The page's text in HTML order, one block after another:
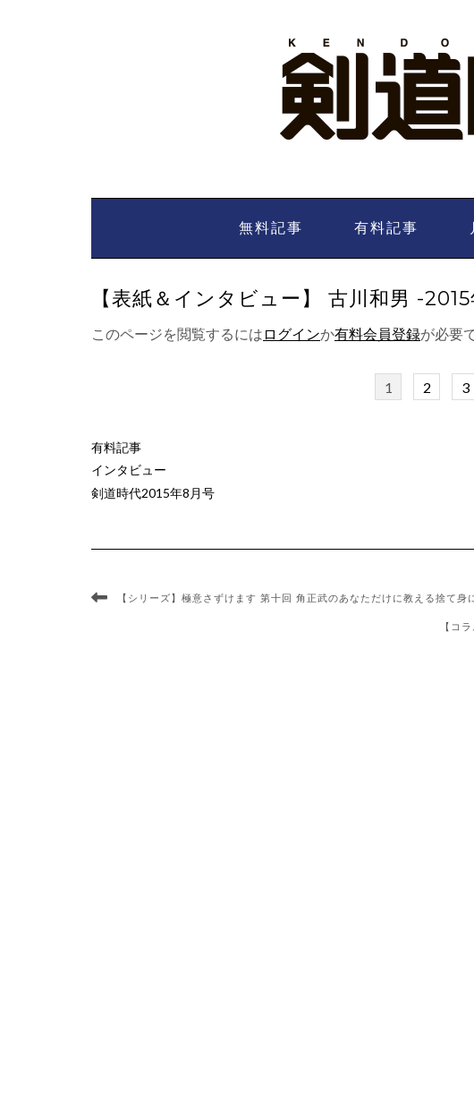
無料記事 有料記事
【表紙＆インタビュー】 古川和男 -
このページを閲覧するには ログインか有料会員登録が必要
1 2 3
有料記事
インタビュー
剣道時代2015年8月号
【シリーズ】極意さずけます 第十回 角正武のあなただけに教える捨て
【コ